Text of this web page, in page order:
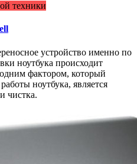
техники
устройство именно по
ноутбука происходит
фактором, который
ноутбука, является
чистка.